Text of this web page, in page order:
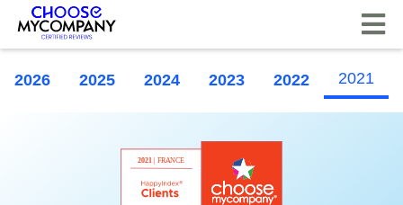
2026 2025 2024 2023 2022 2021
Pannello di gestione dei cookies